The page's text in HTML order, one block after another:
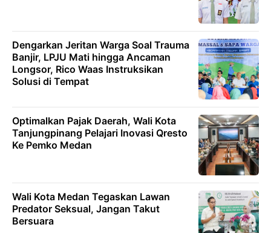
Dengarkan Jeritan Warga Soal Trauma
Banjir, LPJU Mati hingga Ancaman
Longsor, Rico Waas Instruksikan
Solusi di Tempat
Optimalkan Pajak Daerah, Wali Kota
Tanjungpinang Pelajari Inovasi Qresto
Ke Pemko Medan
Wali Kota Medan Tegaskan Lawan
Predator Seksual, Jangan Takut
Bersuara